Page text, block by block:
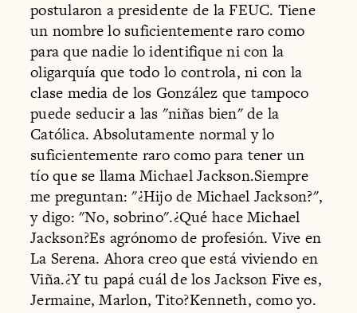
postularon a presidente de la FEUC. Tiene
un nombre lo suficientemente raro como
para que nadie lo identifique ni con la
oligarquía que todo lo controla, ni con la
clase media de los González que tampoco
puede seducir a las "niñas bien" de la
Católica. Absolutamente normal y lo
suficientemente raro como para tener un
tío que se llama Michael Jackson.Siempre
me preguntan: "¿Hijo de Michael Jackson?",
y digo: "No, sobrino".¿Qué hace Michael
Jackson?Es agrónomo de profesión. Vive en
La Serena. Ahora creo que está viviendo en
Viña.¿Y tu papá cuál de los Jackson Five es,
Jermaine, Marlon, Tito?Kenneth, como yo.